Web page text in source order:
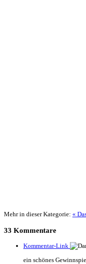
Mehr in dieser Kategorie: «
33 Kommentare
Kommentar-Link
ein schönes